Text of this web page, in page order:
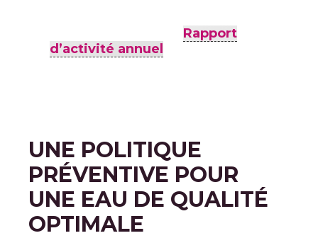
Rapport
d’activité annuel
UNE POLITIQUE
PRÉVENTIVE POUR
UNE EAU DE QUALITÉ
OPTIMALE